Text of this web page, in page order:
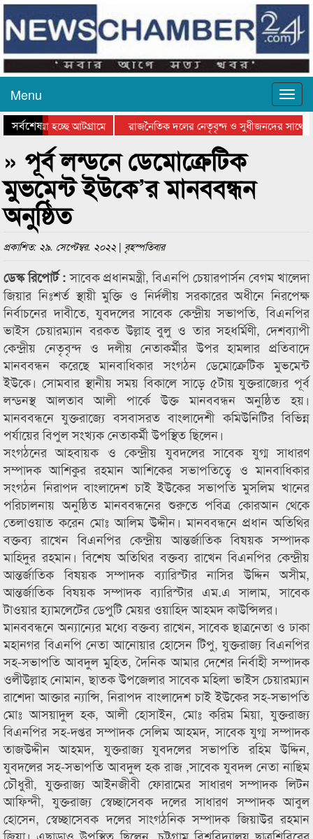
Menu
সর্বশেষ
যাওয়া হচ্ছে আটগ্রামে
রাজনৈতিক দলের নেতৃবৃন্দ ও সুধীজনদের সাথে
পুরস্কার বিতরণ সম্পন্ন
সিলেটে বাংলাদেশ গ্রুপ থিয়েটার ফেডারেশানের
» পূর্ব লন্ডনে ডেমোক্রেটিক
মুভমেন্ট ইউকে’র মানববন্ধন
অনুষ্ঠিত
প্রকাশিত: ২৯. সেপ্টেম্বর. ২০২২ | বৃহস্পতিবার
ডেস্ক রিপোর্ট :সাবেক প্রধানমন্ত্রী, বিএনপি চেয়ারপার্সন বেগম খালেদা
জিয়ার নিঃশর্ত স্থায়ী মুক্তি ও নির্দলীয় সরকারের অধীনে নিরপেক্ষ
নির্বাচনের দাবীতে, যুবদলের সাবেক কেন্দ্রীয় সভাপতি, বিএনপির
ভাইস চেয়ারম্যান বরকত উল্লাহ বুলু ও তার সহধর্মিণী, দেশব্যাপী
কেন্দ্রীয় নেতৃবৃন্দ ও দলীয় নেতাকর্মীর উপর হামলার প্রতিবাদে
মানববন্ধন করেছে মানবাধিকার সংগঠন ডেমোক্রেটিক মুভমেন্ট
ইউকে। সোমবার স্থানীয় সময় বিকালে সাড়ে ৫টায় যুক্তরাজ্যের পূর্ব
লন্ডনস্থ আলতাব আলী পার্কে উক্ত মানববন্ধন অনুষ্ঠিত হয়।
মানববন্ধনে যুক্তরাজ্যে বসবাসরত বাংলাদেশী কমিউনিটির বিভিন্ন
পর্যায়ের বিপুল সংখ্যক নেতাকর্মী উপস্থিত ছিলেন।
সংগঠনের আহবায়ক ও কেন্দ্রীয় যুবদলের সাবেক যুগ্ম সাধারণ
সম্পাদক আশিকুর রহমান আশিকের সভাপতিত্বে ও মানবাধিকার
সংগঠন নিরাপদ বাংলাদেশ চাই ইউকের সভাপতি মুসলিম খানের
পরিচালনায় অনুষ্ঠিত মানববন্ধনের শুরুতে পবিত্র কোরআন থেকে
তেলাওয়াত করেন মোঃ আলিম উদ্দীন। মানববন্ধনে প্রধান অতিথির
বক্তব্য রাখেন বিএনপির কেন্দ্রীয় আন্তর্জাতিক বিষয়ক সম্পাদক
মাহিদুর রহমান। বিশেষ অতিথির বক্তব্য রাখেন বিএনপির কেন্দ্রীয়
আন্তর্জাতিক বিষয়ক সম্পাদক ব্যারিস্টার নাসির উদ্দিন অসীম,
আন্তর্জাতিক বিষয়ক সম্পাদক ব্যারিস্টার এম.এ সালাম, সাবেক
টাওয়ার হ্যামলেটের ডেপুটি মেয়র ওয়াহিদ আহমদ কাউন্সিলর।
মানববন্ধনে অন্যান্যের মধ্যে বক্তব্য রাখেন, সাবেক ছাত্রনেতা ও ঢাকা
মহানগর বিএনপি নেতা আনোয়ার হোসেন টিপু, যুক্তরাজ্য বিএনপির
সহ-সভাপতি আবদুল মুহিত, দৈনিক আমার দেশের নির্বাহী সম্পাদক
ওলীউল্লাহ নোমান, ছাতক উপজেলার সাবেক মহিলা ভাইস চেয়ারম্যান
রাশেদা আক্তার ন্যান্সি, নিরাপদ বাংলাদেশ চাই ইউকের সহ-সভাপতি
মোঃ আসয়াদুল হক, আলী হোসাইন, মোঃ করিম মিয়া, যুক্তরাজ্য
বিএনপির সহ-দপ্তর সম্পাদক সেলিম আহমদ, সাবেক যুগ্ম সম্পাদক
তাজউদ্দীন আহমদ, যুক্তরাজ্য যুবদলের সভাপতি রহিম উদ্দিন,
যুবদলের সহ-সভাপতি আবদুল হক রাজ ,সাবেক যুবদল নেতা নাছিম
চৌধুরী, যুক্তরাজ্য আইনজীবী ফোরামের সাধারণ সম্পাদক লিটন
আফিন্দী, যুক্তরাজ্য স্বেচ্ছাসেবক দলের সাধারণ সম্পাদক আবুল
হোসেন, স্বেচ্ছাসেবক দলের সাংগঠনিক সম্পাদক জিয়াউর রহমান